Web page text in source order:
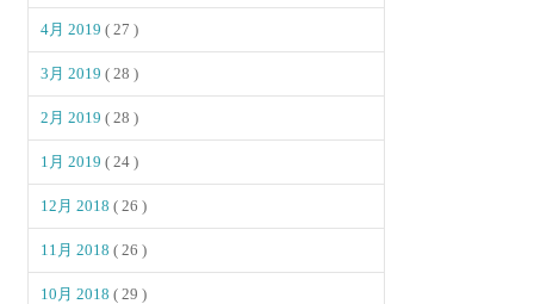
4月 2019( 27 )
3月 2019( 28 )
2月 2019( 28 )
1月 2019( 24 )
12月 2018( 26 )
11月 2018( 26 )
10月 2018( 29 )